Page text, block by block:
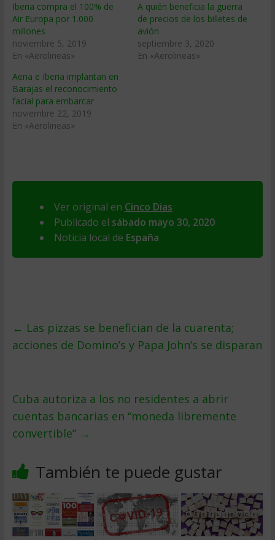
Iberia compra el 100% de
Air Europa por 1.000
millones
noviembre 5, 2019
En «Aerolineas»
A quién beneficia la guerra
de precios de los billetes de
avión
septiembre 3, 2020
En «Aerolineas»
Aena e Iberia implantan en
Barajas el reconocimiento
facial para embarcar
noviembre 22, 2019
En «Aerolineas»
Ver original en Cinco Dias
Publicado el sábado mayo 30, 2020
Noticia local de España
← Las pizzas se benefician de la cuarenta;
acciones de Domino’s y Papa John’s se disparan
Cuba autoriza a los no residentes a abrir
cuentas bancarias en “moneda libremente
convertible” →
También te puede gustar